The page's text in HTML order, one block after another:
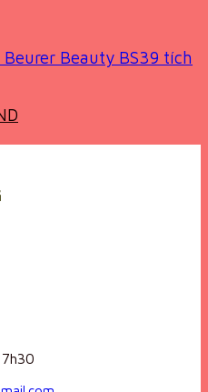
Beauty BS39 tích